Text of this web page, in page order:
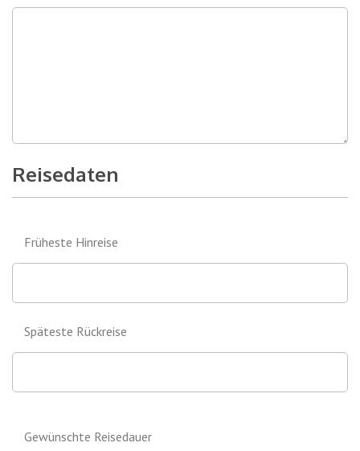
Reisedaten
Früheste Hinreise
Späteste Rückreise
Gewünschte Reisedauer